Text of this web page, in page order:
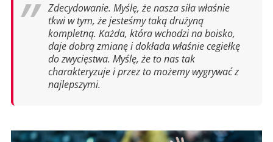
Zdecydowanie. Myślę, że nasza siła właśnie
tkwi w tym, że jesteśmy taką drużyną
kompletną. Każda, która wchodzi na boisko,
daje dobrą zmianę i dokłada właśnie cegiełkę
do zwycięstwa. Myślę, że to nas tak
charakteryzuje i przez to możemy wygrywać z
najlepszymi.